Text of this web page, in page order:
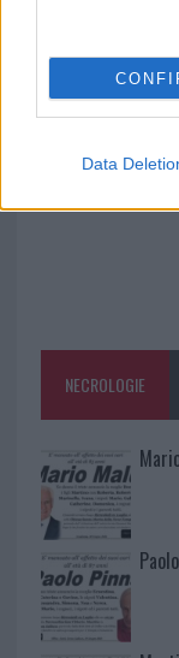
Data
NECROLOGIE